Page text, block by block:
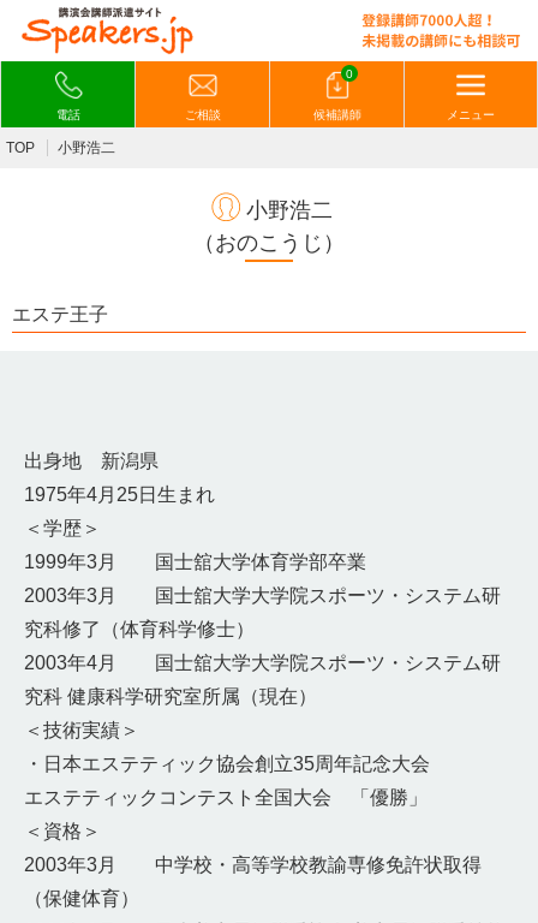
電話 ご相談
0
候補講師 メニュー
TOP 小野浩二
小野浩二
（おのこうじ）
エステ王子
出身地 新潟県
1975年4月25日生まれ
＜学歴＞
1999年3月 国士舘大学体育学部卒業
2003年3月 国士舘大学大学院スポーツ・システム研
究科修了（体育科学修士）
2003年4月 国士舘大学大学院スポーツ・システム研
究科 健康科学研究室所属（現在）
＜技術実績＞
・日本エステティック協会創立35周年記念大会
エステティックコンテスト全国大会 「優勝」
＜資格＞
2003年3月 中学校・高等学校教諭専修免許状取得
（保健体育）